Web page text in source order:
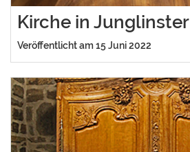
Kirche in Junglinster
Veröffentlicht am 15 Juni 2022